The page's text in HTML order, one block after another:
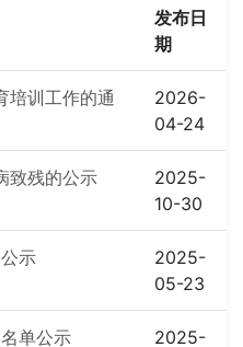
发布日
期
培训工作的通
2026-
04-24
致残的公示
2025-
10-30
示
2025-
05-23
单公示
2025-